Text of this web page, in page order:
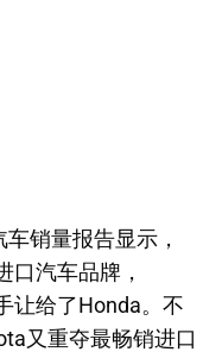
销量报告显示，
口汽车品牌，
让给了Honda。不
又重夺最畅销进口